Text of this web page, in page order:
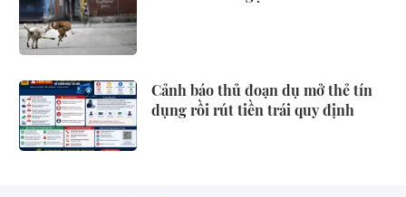
Cảnh báo thủ đoạn dụ mở thẻ tín
dụng rồi rút tiền trái quy định